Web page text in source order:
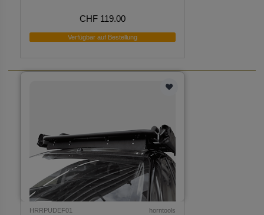
CHF 119.00
Verfügbar auf Bestellung
HRRPUDEF01 horntools